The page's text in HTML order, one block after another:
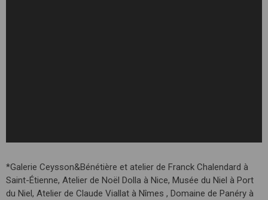
*Galerie Ceysson&Bénétière et atelier de Franck Chalendard à
Saint-Étienne, Atelier de Noël Dolla à Nice, Musée du Niel à Port
du Niel, Atelier de Claude Viallat à Nîmes , Domaine de Panéry à